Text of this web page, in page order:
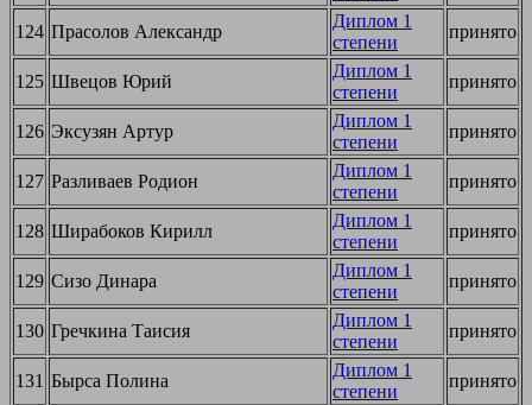
124 Прасолов Александр
Диплом 1
степени
принято
125 Швецов Юрий
Диплом 1
степени
принято
126 Эксузян Артур
Диплом 1
степени
принято
127 Разливаев Родион
Диплом 1
степени
принято
128 Ширабоков Кирилл
Диплом 1
степени
принято
129 Сизо Динара
Диплом 1
степени
принято
130 Гречкина Таисия
Диплом 1
степени
принято
131 Бырса Полина
Диплом 1
степени
принято